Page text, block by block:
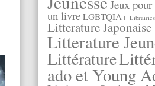
Jeux
un livre LGBTQIA+
Litterature Japonaise
Litterature
Littérature
ado et Young